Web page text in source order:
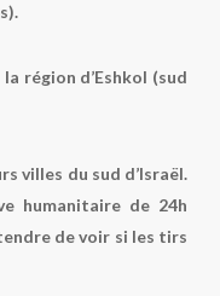
région d’Eshkol (sud
villes du sud d’Israël.
humanitaire de 24h
de voir si les tirs